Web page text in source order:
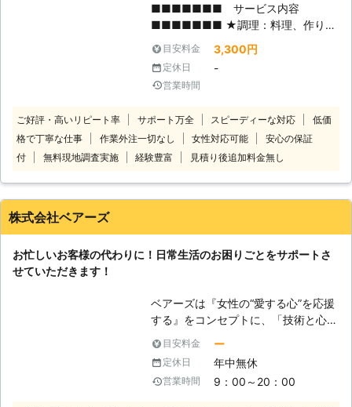
籍 『男性スタッフを自宅に入れるの
は抵抗がある』 『女性スタッフなら
女性の一人暮らしでも安心して頼め
る』 『女性ならではのきめ細かなサ
ービスができる』 アシストでは女性
スタッフが訪ねて来ることに不安があ
る方にも、安心してご利用していただ
けます。 ◆スタッフの交代も可能 人
と人には相性があります。 お客様と
家事のサポートをさせてくださいま
■■■■■■■ サービス内容
■■■■■■■ ★調理：料理、作り置
き、買い物など ★掃除：キッチン、
リビング、風呂、トイレ 掃除機、
窓ふき、洗い物など ★洗濯：洗濯干
し、おたたみ、アイロンなど ★整理
できない作業、買った家具の組み立て
など ★その他：買い物、病院、趣味
などの同行 お客様の様々なお悩みを
系 ■■■■■■■ ①2時間 5,800
パーキング代 以上 ※追加料金は一切
かかりません 相談だけでもＯｋで
★★★★★ 仕事でつかれて掃除や洗
濯・料理ができない →料理が得意な
スタッフが多数在籍！ →定期的にご
★★★★★★★★★★★★★★★
★★★★★ 部屋の模様替え、衣服の
目安料金 3,300円
定休日 -
営業時間
ご好評・高いリピート率 サポート万全 スピーディーな対応
低価
格で丁寧な仕事
作業外注一切なし 女性対応可能
安心の保証
付
無料現地調査実施 経験豊富 見積り後追加料金無し
株式会社ベアーズ
お忙しいお客様の代わりに！日常生活のお困りごとをサポートさ
せていただきます！
ベアーズは『女性の“愛する心”を応援
する』をコンセプトに、「技術と心の
向上に対する教育の徹底」と「感謝と
笑顔」という2つの“こだわり”を企業
理念に掲げ、常に“お客様感動度
120%”を目指しております。 家事代行
目安料金 ー
定休日 年中無休
営業時間 9：00～20：00